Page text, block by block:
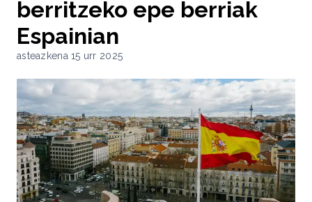
berritzeko epe berriak
Espainian
asteazkena 15 urr 2025